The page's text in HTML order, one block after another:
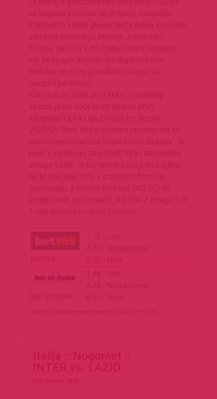
se pojavila poročila, da je njihov menedžer
Francesco Farioli glavna tarča Ajaxa, da poleti
zamenja trenutnega trenerja Johna vant
Schipa, tako da si bo Italijan lahko oddahnil,
ker se njegov trenutni delodajalec v tem
trenutku ne more pomakniti navzgor ali
navzdol po lestvici.
Kdor koli bo vodil prvo ekipo v naslednji
sezoni, jo bo vodil skozi njihovo prvo
kampanjo UEFA Lige Evrope po sezoni
2020/21. Pred tem si bo Nica prizadevala za
močno predstavo na Stade Pierre-Mauroy - in
prvič v zgodovini zagotoviti tretjo zaporedno
zmago v Lillu - in po njihovi zaslugi so Eaglets
na to srečanje prišli v impresivni formi na
gostovanju, z osmimi točkami (W2, D2) na
zadnjih štirih gostovanjih, vključno z zmago s 3-
1 nad evropskim upom Lensom.
Bet365
4.33 - Neodločeno
6.00 - Nice
Bet at home
1.48 - Lille
4.33 - Neodločeno
6.50 - Nice
*Kvote so bile na stavnicah objavljene 16.5. 2024, ob 11:00.